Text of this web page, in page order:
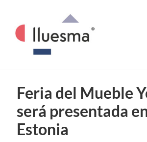
Feria del Mueble
será presentada
Estonia